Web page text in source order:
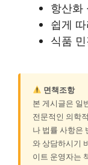
항산화
쉽게
식품
면책조항
본 게시글은 일
전문적인 의학
나 법률 사항은
와 상담하시기
이트 운영자는